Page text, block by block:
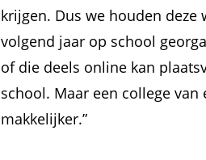
krijgen. Dus we houden deze
volgend jaar op school
of die deels online kan
school. Maar een college
makkelijker.”